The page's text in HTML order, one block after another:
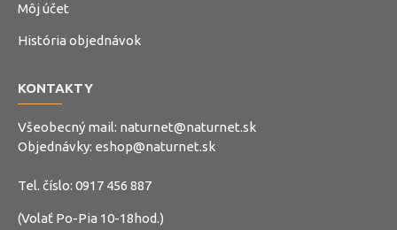
Môj účet
História objednávok
KONTAKTY
Všeobecný mail: naturnet@naturnet.sk
Objednávky: eshop@naturnet.sk
Tel. číslo: 0917 456 887
(Volať Po-Pia 10-18hod.)